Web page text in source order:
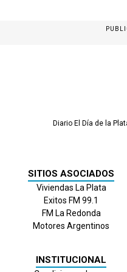
Diario El Día de la
SITIOS ASOCIADOS
Viviendas La Plata
Exitos FM 99.1
FM La Redonda
Motores Argentinos
INSTITUCIONAL